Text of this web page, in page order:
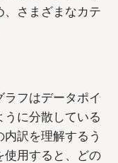
さまざまなカテ
フはデータポイ
に分散している
訳を理解するう
使用すると、どの